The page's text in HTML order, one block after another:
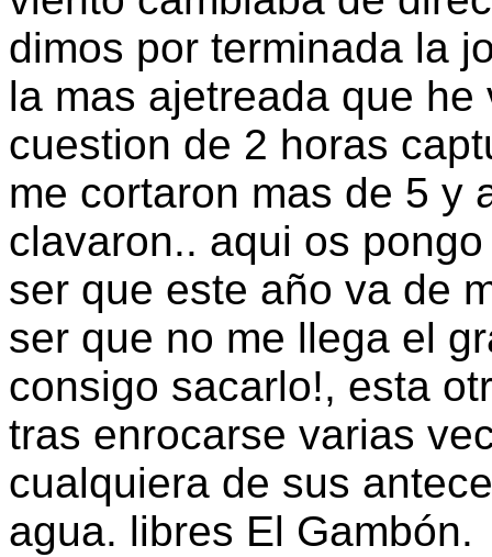
dimos por terminada la
la mas ajetreada que
cuestion de 2 horas
me cortaron mas de 5 y
clavaron.. aqui os
ser que este año va de
ser que no me llega el
consigo sacarlo!, esta
tras enrocarse varias
cualquiera de sus
agua. libres El Gambón.